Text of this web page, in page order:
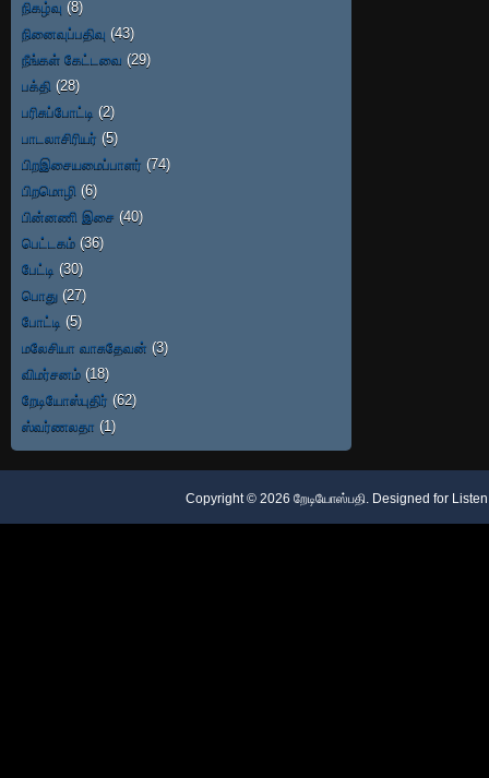
நிகழ்வு (8)
நினைவுப்பதிவு (43)
நீங்கள் கேட்டவை (29)
பக்தி (28)
பரிசுப்போட்டி (2)
பாடலாசிரியர் (5)
பிறஇசையமைப்பாளர் (74)
பிறமொழி (6)
பின்னணி இசை (40)
பெட்டகம் (36)
பேட்டி (30)
பொது (27)
போட்டி (5)
மலேசியா வாசுதேவன் (3)
விமர்சனம் (18)
றேடியோஸ்புதிர் (62)
ஸ்வர்ணலதா (1)
Copyright © 2026 றேடியோஸ்பதி. Designed for